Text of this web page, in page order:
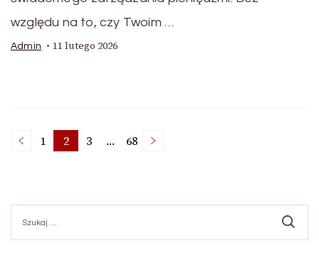
względu na to, czy Twoim …
Admin 11 lutego 2026
Stronicowanie
wpisów
Strona
1 Strona
2 Strona
3 … Strona
68